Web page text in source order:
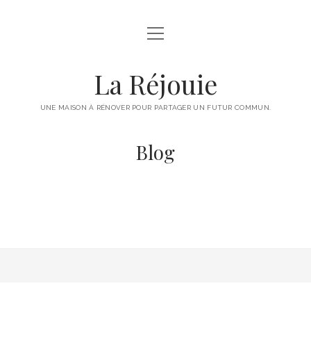
ACCUEIL
CONTACTS
ouvrir
menu
La Réjouie
UNE MAISON À RÉNOVER POUR PARTAGER UN FUTUR COMMUN.
Blog